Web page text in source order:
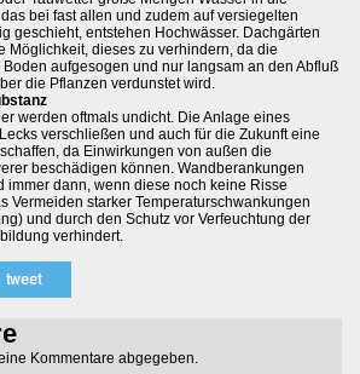
bei fast allen und zudem auf versiegelten
geschieht, entstehen Hochwässer. Dachgärten
Möglichkeit, dieses zu verhindern, da die
aufgesogen und nur langsam an den Abfluß
die Pflanzen verdunstet wird.
werden oftmals undicht. Die Anlage eines
verschließen und auch für die Zukunft eine
da Einwirkungen von außen die
beschädigen können. Wandberankungen
immer dann, wenn diese noch keine Risse
Vermeiden starker Temperaturschwankungen
und durch den Schutz vor Verfeuchtung der
verhindert.
Kommentare abgegeben.